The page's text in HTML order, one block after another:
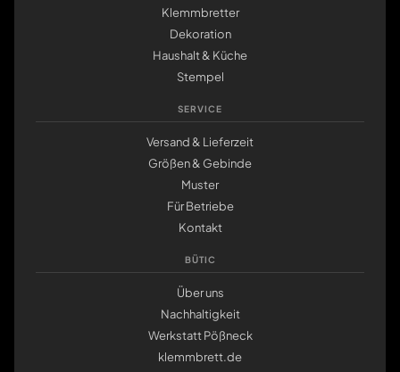
Klemmbretter
Dekoration
Haushalt & Küche
Stempel
SERVICE
Versand & Lieferzeit
Größen & Gebinde
Muster
Für Betriebe
Kontakt
BÜTIC
Über uns
Nachhaltigkeit
Werkstatt Pößneck
klemmbrett.de